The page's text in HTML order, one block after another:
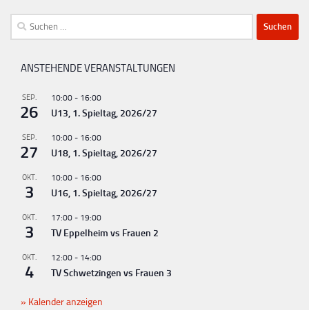
t
a
l
u
n
g
-
N
a
v
i
g
a
t
Suchen
nach:
ANSTEHENDE VERANSTALTUNGEN
SEP.
26
10:00 - 16:00
U13, 1. Spieltag, 2026/27
SEP.
27
10:00 - 16:00
U18, 1. Spieltag, 2026/27
OKT.
3
10:00 - 16:00
U16, 1. Spieltag, 2026/27
OKT.
3
17:00 - 19:00
TV Eppelheim vs Frauen 2
OKT.
4
12:00 - 14:00
TV Schwetzingen vs Frauen 3
Kalender anzeigen